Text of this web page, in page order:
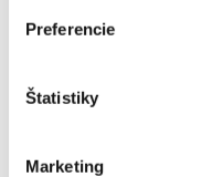
Preferencie
Štatistiky
Marketing